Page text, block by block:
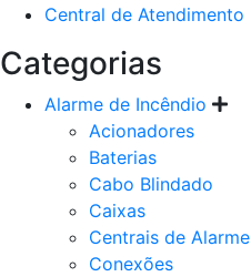
Central de Atendimento
Categorias
Alarme de Incêndio
Acionadores
Baterias
Cabo Blindado
Caixas
Centrais de Alarme
Conexões